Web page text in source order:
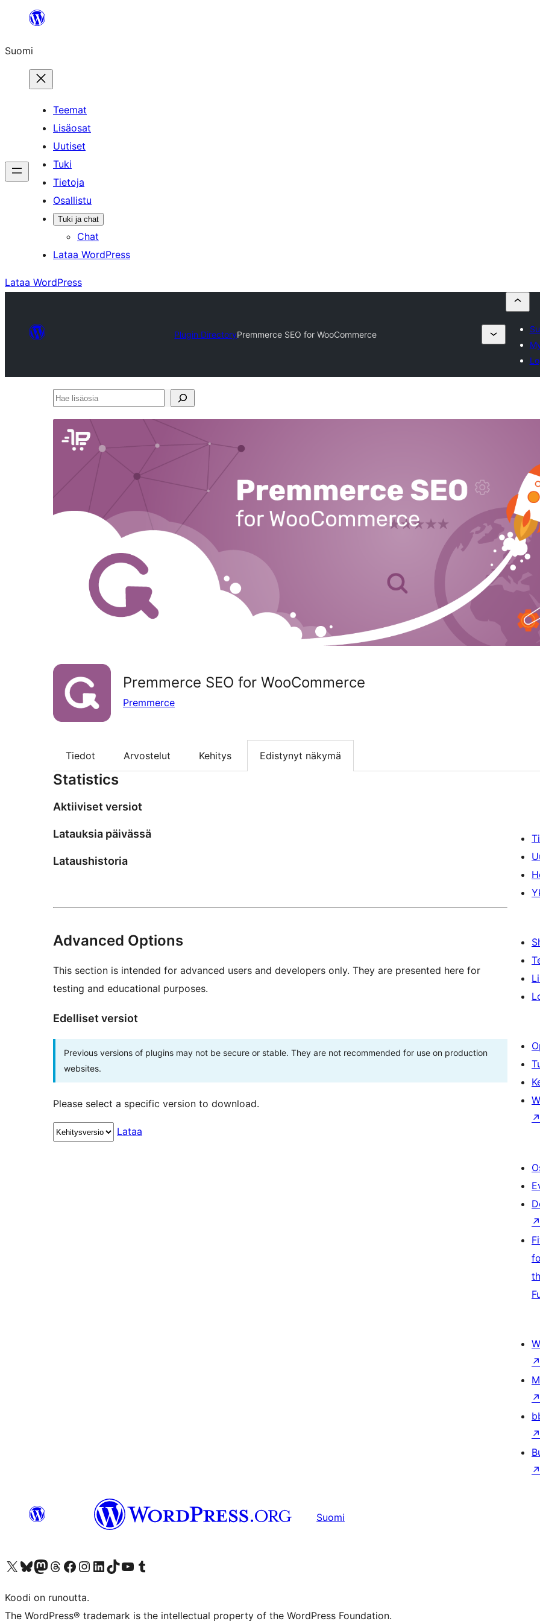
Suomi
Teemat
Lisäosat
Uutiset
Tuki
Tietoja
Osallistu
Tuki ja chat
Chat
Lataa WordPress
Lataa WordPress
Plugin DirectoryPremmerce SEO for WooCommerce
Hae
Premmerce SEO for WooCommerce
Premmerce
Tiedot Arvostelut Kehitys Edistynyt näkymä
Statistics
Aktiiviset versiot
Latauksia päivässä
Lataushistoria
Advanced Options
This section is intended for advanced users and developers only. They are presented here for
testing and educational purposes.
Edelliset versiot
Previous versions of plugins may not be secure or stable. They are not recommended for use on production
websites.
Please select a specific version to download.
Lataa
↗
↗
↗
↗
↗
↗
Suomi
Visit our X (formerly Twitter) account
Visit our Bluesky account
Visit our Mastodon account
Visit our Threads account
Visit our Facebook page
Visit our Instagram account
Visit our LinkedIn account
Visit our TikTok account
Näytä YouTube-kanava
Visit our Tumblr account
Koodi on runoutta.
The WordPress® trademark is the intellectual property of the WordPress Foundation.